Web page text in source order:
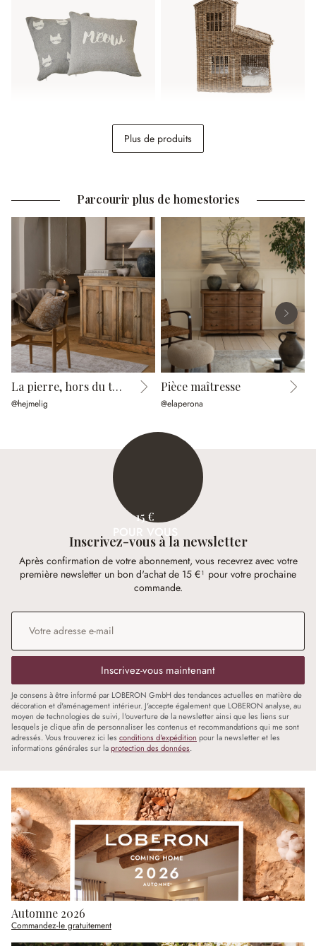
Maison pour chat Ravnda
Plus de produits
Parcourir plus de homestories
La pierre, hors du temps
@hejmelig
Pièce maîtresse
@elaperona
15 €
POUR VOUS
Inscrivez-vous à la newsletter
Après confirmation de votre abonnement, vous recevrez avec votre
première newsletter un bon d'achat de 15 €¹ pour votre prochaine
commande.
Adresse e-mail
Inscrivez-vous maintenant
Je consens à être informé par LOBERON GmbH des tendances actuelles en matière de
décoration et d'aménagement intérieur. J'accepte également que LOBERON analyse, au
moyen de technologies de suivi, l'ouverture de la newsletter ainsi que les liens sur
lesquels je clique afin de personnaliser les contenus et recommandations qui me sont
adressés. Vous trouverez ici les conditions d'expédition pour la newsletter et les
informations générales sur laprotection des données.
Automne 2026
Commandez-le gratuitement